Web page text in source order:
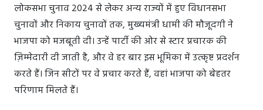
लोकसभा चुनाव 2024 से लेकर अन्य राज्यों में हुए विधानसभा
चुनावों और निकाय चुनावों तक, मुख्यमंत्री धामी की मौजूदगी ने
भाजपा को मजबूती दी। उन्हें पार्टी की ओर से स्टार प्रचारक की
ज़िम्मेदारी दी जाती है, और वे हर बार इस भूमिका में उत्कृष्ट प्रदर्शन
करते हैं। जिन सीटों पर वे प्रचार करते हैं, वहां भाजपा को बेहतर
परिणाम मिलते हैं।